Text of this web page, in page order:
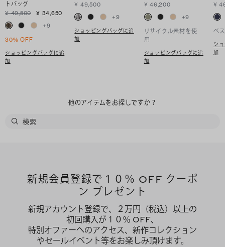
トバッグ
¥ 49,500
¥ 34,650
+9
30% OFF
ショッピングバッグに追
加
¥ 49,500
+9
ショッピングバッグに追
加
¥ 46,200
+9
リサイクル素材を使
用
ショッピングバッグに追
加
¥
ベ
シ
加
他のアイテムをお探しですか？
新規会員登録で１０％ OFF クーポ
ン プレゼント
新規アカウント登録で、２万円（税込）以上の
初回購入が１０％ OFF、
特別オファーへのアクセス、新作コレクション
やセールイベント等をお楽しみ頂けます。